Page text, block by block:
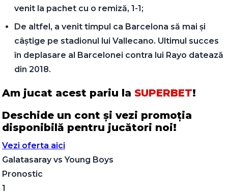
venit la pachet cu o remiză, 1-1;
De altfel, a venit timpul ca Barcelona să mai și
câștige pe stadionul lui Vallecano. Ultimul succes
în deplasare al Barcelonei contra lui Rayo datează
din 2018.
Am jucat acest pariu la SUPERBET!
Deschide un cont și vezi promoția
disponibilă pentru jucători noi!
Vezi oferta aici
Galatasarayvs Young Boys
Pronostic
1